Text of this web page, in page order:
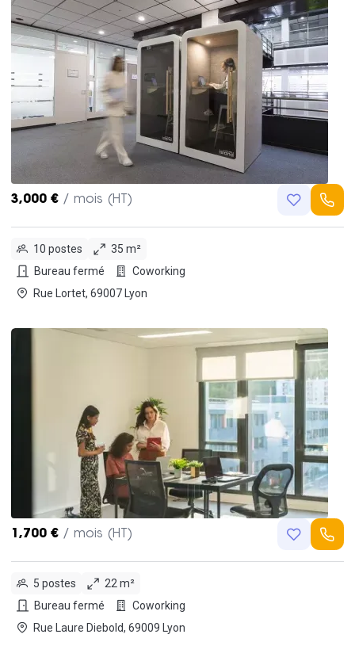
3,000 € / mois (HT)
10 postes
35 m²
Bureau fermé
Coworking
Rue Lortet, 69007 Lyon
1,700 € / mois (HT)
5 postes
22 m²
Bureau fermé
Coworking
Rue Laure Diebold, 69009 Lyon